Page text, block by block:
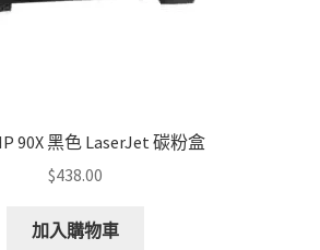
90X 黑色 LaserJet 碳粉盒
$438.00
加入購物車